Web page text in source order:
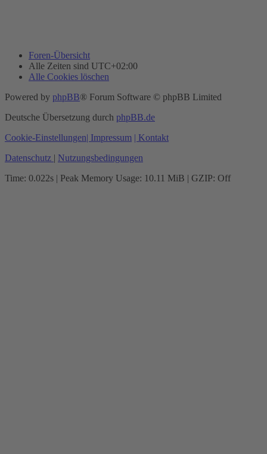
Foren-Übersicht
Alle Zeiten sind UTC+02:00
Alle Cookies löschen
Powered by phpBB® Forum Software © phpBB Limited
Deutsche Übersetzung durch phpBB.de
Cookie-Einstellungen| Impressum | Kontakt
Datenschutz | Nutzungsbedingungen
Time: 0.022s | Peak Memory Usage: 10.11 MiB | GZIP: Off